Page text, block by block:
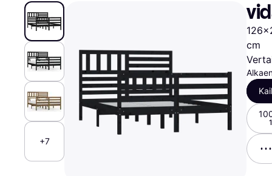
Gigantti
H&M
Peten
Wolt
+7
cm